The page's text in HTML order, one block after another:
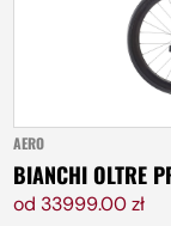
AERO
BIANCHI OLTRE
od 33999.00 zł